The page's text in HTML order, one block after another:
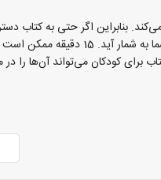
اگر حتی به کتاب
کمک می‌کند. یافته‌های تحقیقاتی نشان می‌دهند که 15